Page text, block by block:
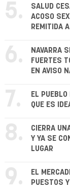
5.
SALUD
ACOSO
REMITIDA
6.
NAVARRA
FUERTES
EN AVISO
7.
EL
QUE ES
8.
CIERRA
Y YA SE
LUGAR
9.
EL
PUESTOS